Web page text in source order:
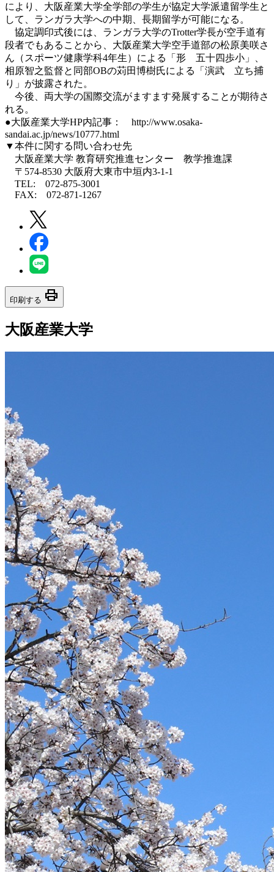
により、大阪産業大学全学部の学生が協定大学派遣留学生と
して、ランガラ大学への中期、長期留学が可能になる。
協定調印式後には、ランガラ大学のTrotter学長が空手道有
段者でもあることから、大阪産業大学空手道部の松原美咲さ
ん（スポーツ健康学科4年生）による「形 五十四歩小」、
相原智之監督と同部OBの苅田博樹氏による「演武 立ち捕
り」が披露された。
今後、両大学の国際交流がますます発展することが期待さ
れる。
●大阪産業大学HP内記事： http://www.osaka-
sandai.ac.jp/news/10777.html
▼本件に関する問い合わせ先
大阪産業大学 教育研究推進センター 教学推進課
〒574-8530 大阪府大東市中垣内3-1-1
TEL: 072-875-3001
FAX: 072-871-1267
印刷する print
大阪産業大学